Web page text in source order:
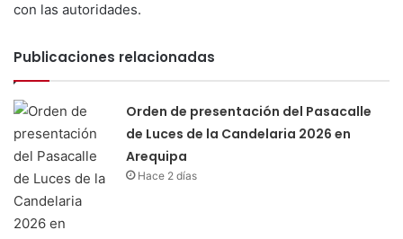
con las autoridades.
Publicaciones relacionadas
Orden de presentación del Pasacalle
de Luces de la Candelaria 2026 en
Arequipa
Hace 2 días